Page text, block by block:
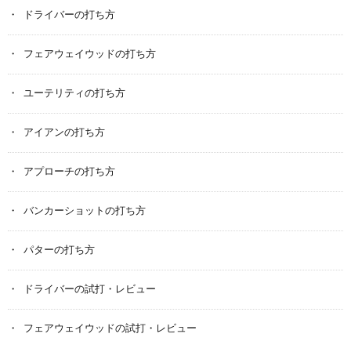
ドライバーの打ち方
フェアウェイウッドの打ち方
ユーテリティの打ち方
アイアンの打ち方
アプローチの打ち方
バンカーショットの打ち方
パターの打ち方
ドライバーの試打・レビュー
フェアウェイウッドの試打・レビュー